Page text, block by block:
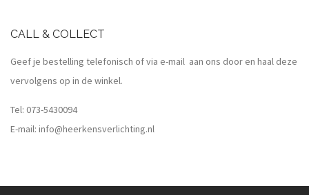
CALL & COLLECT
Geef je bestelling telefonisch of via e-mail aan ons door en haal deze
vervolgens op in de winkel.
Tel: 073-5430094
E-mail: info@heerkensverlichting.nl